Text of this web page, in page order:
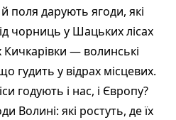
поля дарують ягоди, які
чорниць у Шацьких лісах
— волинські
гудить у відрах місцевих.
годують і нас, і Європу?
Волині: які ростуть, де їх